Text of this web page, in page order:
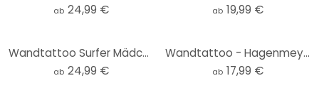
ab 24,99 € ab 19,99 €
Wandtattoo Surfer Mädchen beim Sonnenuntergang - Rivers - Rund
ab 24,99 €
Wandtattoo - Hagenmeyer - Coffee
ab 17,99 €